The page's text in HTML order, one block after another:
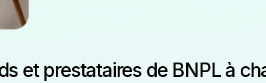
et prestataires de BNPL à